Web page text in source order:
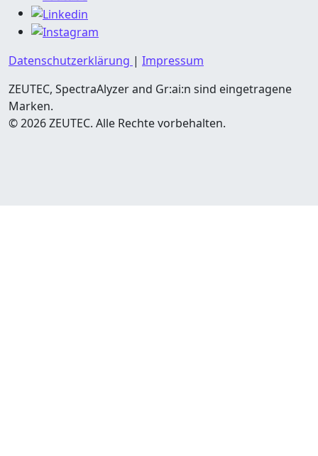
Datenschutzerklärung | Impressum
ZEUTEC, SpectraAlyzer and Gr:ai:n sind eingetragene
Marken.
© 2026 ZEUTEC. Alle Rechte vorbehalten.